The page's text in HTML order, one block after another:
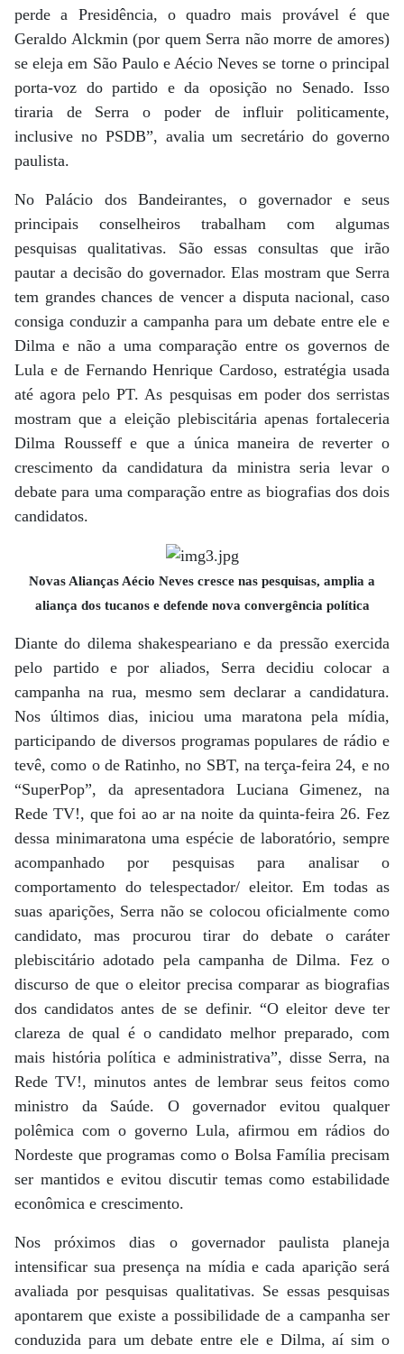
perde a Presidência, o quadro mais provável é que
Geraldo Alckmin (por quem Serra não morre de amores)
se eleja em São Paulo e Aécio Neves se torne o principal
porta-voz do partido e da oposição no Senado. Isso
tiraria de Serra o poder de influir politicamente,
inclusive no PSDB”, avalia um secretário do governo
paulista.
No Palácio dos Bandeirantes, o governador e seus
principais conselheiros trabalham com algumas
pesquisas qualitativas. São essas consultas que irão
pautar a decisão do governador. Elas mostram que Serra
tem grandes chances de vencer a disputa nacional, caso
consiga conduzir a campanha para um debate entre ele e
Dilma e não a uma comparação entre os governos de
Lula e de Fernando Henrique Cardoso, estratégia usada
até agora pelo PT. As pesquisas em poder dos serristas
mostram que a eleição plebiscitária apenas fortaleceria
Dilma Rousseff e que a única maneira de reverter o
crescimento da candidatura da ministra seria levar o
debate para uma comparação entre as biografias dos dois
candidatos.
Novas Alianças Aécio Neves cresce nas pesquisas, amplia a
aliança dos tucanos e defende nova convergência política
Diante do dilema shakespeariano e da pressão exercida
pelo partido e por aliados, Serra decidiu colocar a
campanha na rua, mesmo sem declarar a candidatura.
Nos últimos dias, iniciou uma maratona pela mídia,
participando de diversos programas populares de rádio e
tevê, como o de Ratinho, no SBT, na terça-feira 24, e no
“SuperPop”, da apresentadora Luciana Gimenez, na
Rede TV!, que foi ao ar na noite da quinta-feira 26. Fez
dessa minimaratona uma espécie de laboratório, sempre
acompanhado por pesquisas para analisar o
comportamento do telespectador/ eleitor. Em todas as
suas aparições, Serra não se colocou oficialmente como
candidato, mas procurou tirar do debate o caráter
plebiscitário adotado pela campanha de Dilma. Fez o
discurso de que o eleitor precisa comparar as biografias
dos candidatos antes de se definir. “O eleitor deve ter
clareza de qual é o candidato melhor preparado, com
mais história política e administrativa”, disse Serra, na
Rede TV!, minutos antes de lembrar seus feitos como
ministro da Saúde. O governador evitou qualquer
polêmica com o governo Lula, afirmou em rádios do
Nordeste que programas como o Bolsa Família precisam
ser mantidos e evitou discutir temas como estabilidade
econômica e crescimento.
Nos próximos dias o governador paulista planeja
intensificar sua presença na mídia e cada aparição será
avaliada por pesquisas qualitativas. Se essas pesquisas
apontarem que existe a possibilidade de a campanha ser
conduzida para um debate entre ele e Dilma, aí sim o